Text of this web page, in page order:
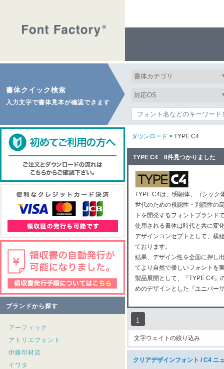
書体クイック検索
入力文字で書体見本が確認できます
ブランドから探す
アーフィック
アトリエフォント
伊藤印材店
イワタ
ダウンロード > TYPE C4
TYPE C4 8件見つかりました
TYPE C4は、明朝体、ゴシック
世代のための視認性・判読性の
トを開発するフォントブランド
使用される書体は時代と共に変
デザインコンセプトとして、横
ております。
結果、デザイン性を全面に押し
てより自然で優しいフォントを
製品展開として、『TYPE C4』
めのデザインとした『ユニバー
1
文字ウェイトの絞り込み
クリアデザインフォント / C4 ニ